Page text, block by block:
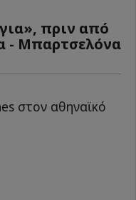
πριν από
- Μπαρτσελόνα